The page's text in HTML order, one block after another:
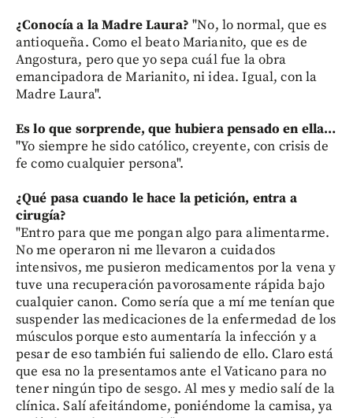
¿Conocía a la Madre Laura?"No, lo normal, que es
antioqueña. Como el beato Marianito, que es de
Angostura, pero que yo sepa cuál fue la obra
emancipadora de Marianito, ni idea. Igual, con la
Madre Laura".
Es lo que sorprende, que hubiera pensado en ella…
"Yo siempre he sido católico, creyente, con crisis de
fe como cualquier persona".
¿Qué pasa cuando le hace la petición, entra a
cirugía?
"Entro para que me pongan algo para alimentarme.
No me operaron ni me llevaron a cuidados
intensivos, me pusieron medicamentos por la vena y
tuve una recuperación pavorosamente rápida bajo
cualquier canon. Como sería que a mí me tenían que
suspender las medicaciones de la enfermedad de los
músculos porque esto aumentaría la infección y a
pesar de eso también fui saliendo de ello. Claro está
que esa no la presentamos ante el Vaticano para no
tener ningún tipo de sesgo. Al mes y medio salí de la
clínica. Salí afeitándome, poniéndome la camisa, ya